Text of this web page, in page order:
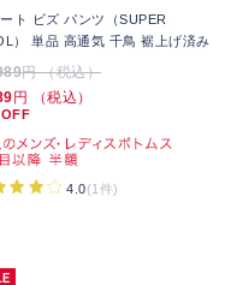
ト ビズ パンツ（SUPER
） 単品 高通気 千鳥 裾上げ済み
円 （税込）
円 （税込）
4.0(1件)